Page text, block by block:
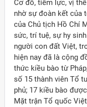
Cơ đồ, tiềm lực, vị
nhờ sự đoàn kết của
của Chủ tịch Hồ Chí
sức, trí tuệ, sự hy
người con đất Việt,
hiện nay đã là cộng
thức kiều bào từ
số 15 thành viên Tổ
phủ; 17 kiều bào
Mặt trận Tổ quốc